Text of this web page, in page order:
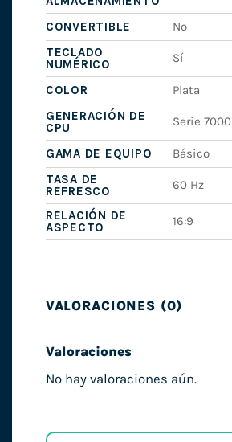
CONVERTIBLE
No
TECLADO
NUMÉRICO
Sí
COLOR
Plata
GENERACIÓN DE
CPU
Serie 7000
GAMA DE EQUIPO
Básico
TASA DE
REFRESCO
60 Hz
RELACIÓN DE
ASPECTO
16:9
VALORACIONES (0)
Valoraciones
No hay valoraciones aún.